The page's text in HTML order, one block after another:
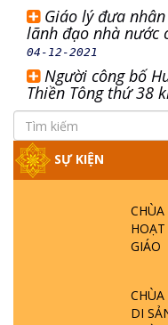
Giáo lý đưa
lãnh đạo nhà nước
04-12-2021
Người công bố
Thiền Tông thứ 38
SỰ KIỆN
GIÁO
DI